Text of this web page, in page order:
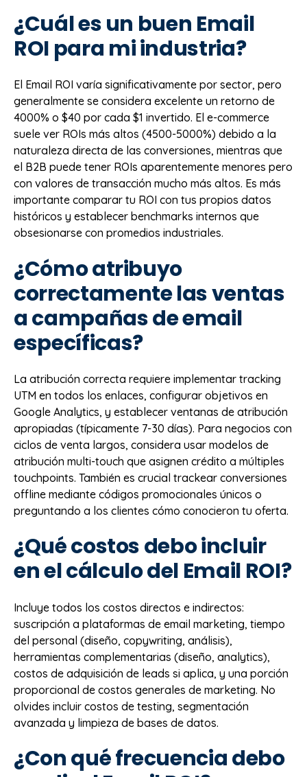
¿Cuál es un buen Email
ROI para mi industria?
El Email ROI varía significativamente por sector, pero
generalmente se considera excelente un retorno de
4000% o $40 por cada $1 invertido. El e-commerce
suele ver ROIs más altos (4500-5000%) debido a la
naturaleza directa de las conversiones, mientras que
el B2B puede tener ROIs aparentemente menores pero
con valores de transacción mucho más altos. Es más
importante comparar tu ROI con tus propios datos
históricos y establecer benchmarks internos que
obsesionarse con promedios industriales.
¿Cómo atribuyo
correctamente las ventas
a campañas de email
específicas?
La atribución correcta requiere implementar tracking
UTM en todos los enlaces, configurar objetivos en
Google Analytics, y establecer ventanas de atribución
apropiadas (típicamente 7-30 días). Para negocios con
ciclos de venta largos, considera usar modelos de
atribución multi-touch que asignen crédito a múltiples
touchpoints. También es crucial trackear conversiones
offline mediante códigos promocionales únicos o
preguntando a los clientes cómo conocieron tu oferta.
¿Qué costos debo incluir
en el cálculo del Email ROI?
Incluye todos los costos directos e indirectos:
suscripción a plataformas de email marketing, tiempo
del personal (diseño, copywriting, análisis),
herramientas complementarias (diseño, analytics),
costos de adquisición de leads si aplica, y una porción
proporcional de costos generales de marketing. No
olvides incluir costos de testing, segmentación
avanzada y limpieza de bases de datos.
¿Con qué frecuencia debo